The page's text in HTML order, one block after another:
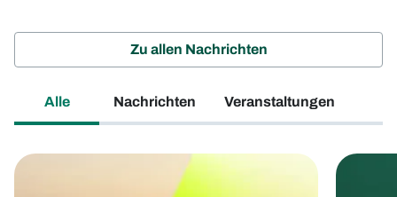
Zu allen Nachrichten
Alle Nachrichten Veranstaltungen